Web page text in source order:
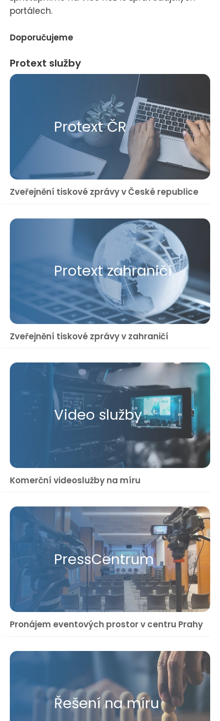
portálech.
Doporučujeme
Protext služby
Protext ČR
Zveřejnění tiskové zprávy v České republice
Protext zahraničí
Zveřejnění tiskové zprávy v zahraničí
Video služby
Komerční videoslužby na míru
Press​Centrum
Pronájem eventových prostor v centru Prahy
Řešení na míru